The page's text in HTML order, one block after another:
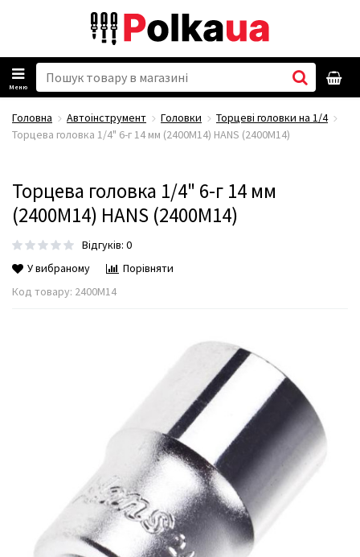
Меню
Головна Автоінструмент Головки
Торцеві головки на 1/4
Торцева головка 1/4" 6-г 14 мм (2400M14) HANS (2400M14)
Торцева головка 1/4" 6-г 14 мм
(2400M14) HANS (2400M14)
Відгуків: 0
У вибраному
Порівняти
Код товару: 2400M14